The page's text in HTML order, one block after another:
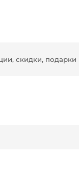
скидки, подарки